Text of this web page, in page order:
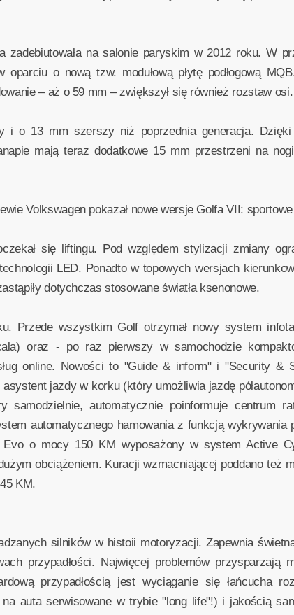
zadebiutowała na salonie paryskim w 2012 roku. W
oparciu o nową tzw. modułową płytę podłogową
– aż o 59 mm – zwiększył się również rozstaw osi.
o 13 mm szerszy niż poprzednia generacja. Dzięki
mają teraz dodatkowe 15 mm przestrzeni na
Volkswagen pokazał nowe wersje Golfa VII: sportowe
się liftingu. Pod względem stylizacji zmiany
LED. Ponadto w topowych wersjach
dotychczas stosowane światła ksenonowe.
Przede wszystkim Golf otrzymał nowy system
oraz - po raz pierwszy w samochodzie
online. Nowości to "Guide & inform" i "Security &
jazdy w korku (który umożliwia jazdę
samodzielnie, automatycznie poinformuje centrum
automatycznego hamowania z funkcją
o mocy 150 KM wyposażony w system Active
obciążeniem. Kuracji wzmacniającej poddano też
KM.
silników w histoii motoryzacji. Zapewnia
przypadłości. Najwięcej problemów przysparzają
przypadłością jest wyciąganie się łańcucha
na auta serwisowane w trybie "long life"!) i jakością